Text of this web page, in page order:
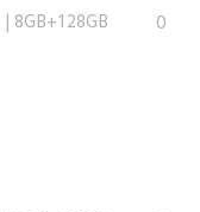
8GB+128GB 0